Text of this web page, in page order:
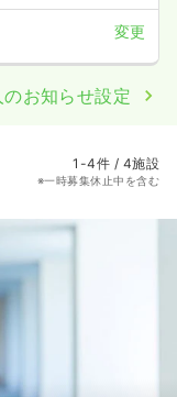
変更
お知らせ設定
1-4件 / 4施設
※一時募集休止中を含む